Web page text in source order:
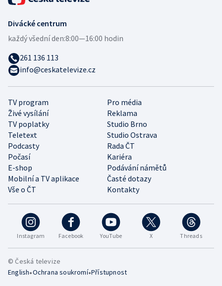
Instagram Facebook YouTube X Threads
TV program
Pro média
Živé vysílání
Reklama
TV poplatky
Studio Brno
Teletext
Studio Ostrava
Podcasty
Rada ČT
Počasí
Kariéra
E-shop
Podávání námětů
Mobilní a TV aplikace
Časté dotazy
Vše o ČT
Kontakty
Divácké centrum
každý všední den:8:00—16:00 hodin
261 136 113
info@ceskatelevize.cz
© Česká televize
English•Ochrana soukromí•Přístupnost